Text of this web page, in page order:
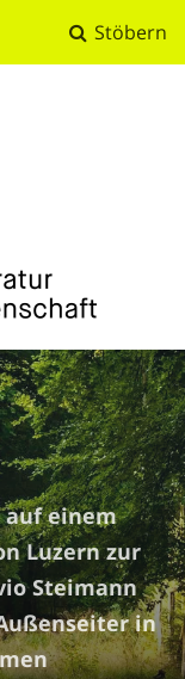
Stöbern
auf einem
Luzern zur
Steimann
in